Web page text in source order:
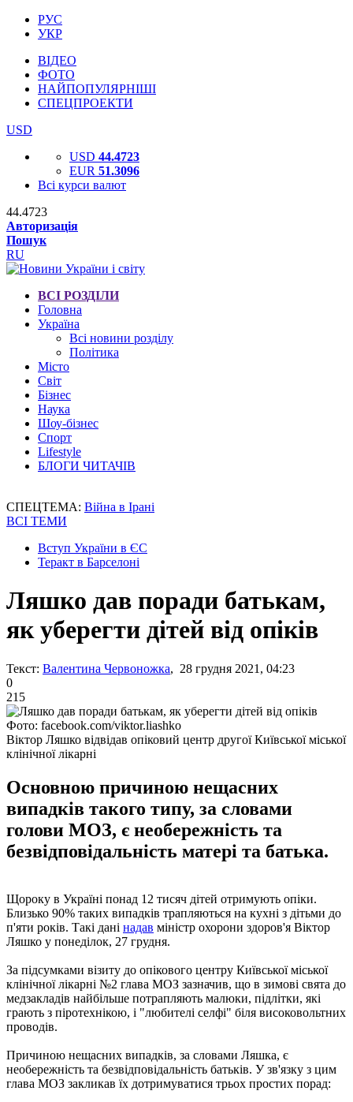
РУС
УКР
ВІДЕО
ФОТО
НАЙПОПУЛЯРНІШІ
СПЕЦПРОЕКТИ
USD
USD 44.4723
EUR 51.3096
Всі курси валют
44.4723
Авторизація
Пошук
RU
ВСІ РОЗДІЛИ
Головна
Україна
Всі новини розділу
Політика
Місто
Світ
Бізнес
Наука
Шоу-бізнес
Спорт
Lifestyle
БЛОГИ ЧИТАЧІВ
СПЕЦТЕМА: Війна в Ірані
ВСІ ТЕМИ
Вступ України в ЄС
Теракт в Барселоні
Ляшко дав поради батькам,
як уберегти дітей від опіків
Текст: Валентина Червоножка, 28 грудня 2021, 04:23
0
215
Фото: facebook.com/viktor.liashko
Віктор Ляшко відвідав опіковий центр другої Київської міської
клінічної лікарні
Основною причиною нещасних
випадків такого типу, за словами
голови МОЗ, є необережність та
безвідповідальність матері та батька.
Щороку в Україні понад 12 тисяч дітей отримують опіки.
Близько 90% таких випадків трапляються на кухні з дітьми до
п'яти років. Такі дані надав міністр охорони здоров'я Віктор
Ляшко у понеділок, 27 грудня.
За підсумками візиту до опікового центру Київської міської
клінічної лікарні №2 глава МОЗ зазначив, що в зимові свята до
медзакладів найбільше потрапляють малюки, підлітки, які
грають з піротехнікою, і "любителі селфі" біля високовольтних
проводів.
Причиною нещасних випадків, за словами Ляшка, є
необережність та безвідповідальність батьків. У зв'язку з цим
глава МОЗ закликав їх дотримуватися трьох простих порад: